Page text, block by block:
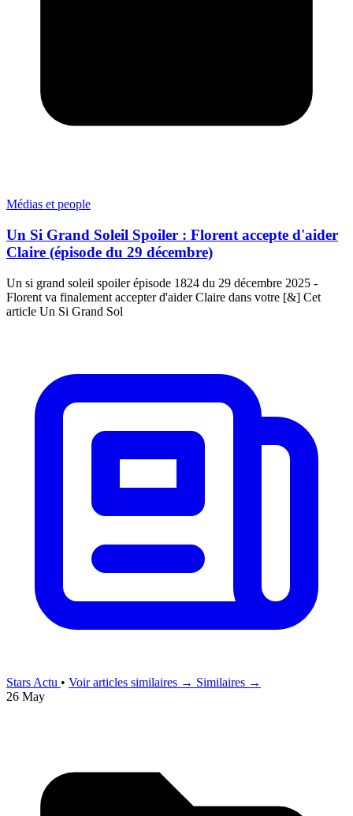
Médias et people
Un Si Grand Soleil Spoiler : Florent accepte d'aider
Claire (épisode du 29 décembre)
Un si grand soleil spoiler épisode 1824 du 29 décembre 2025 -
Florent va finalement accepter d'aider Claire dans votre [&] Cet
article Un Si Grand Sol
Stars Actu • Voir articles similaires → Similaires →
26 May